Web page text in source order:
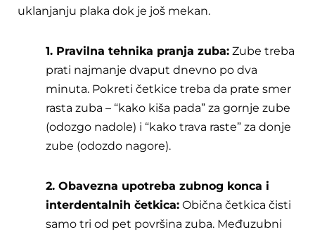
uklanjanju plaka dok je još mekan.
1. Pravilna tehnika pranja zuba: Zube treba
prati najmanje dvaput dnevno po dva
minuta. Pokreti četkice treba da prate smer
rasta zuba – “kako kiša pada” za gornje zube
(odozgo nadole) i “kako trava raste” za donje
zube (odozdo nagore).
2. Obavezna upotreba zubnog konca i
interdentalnih četkica: Obična četkica čisti
samo tri od pet površina zuba. Međuzubni